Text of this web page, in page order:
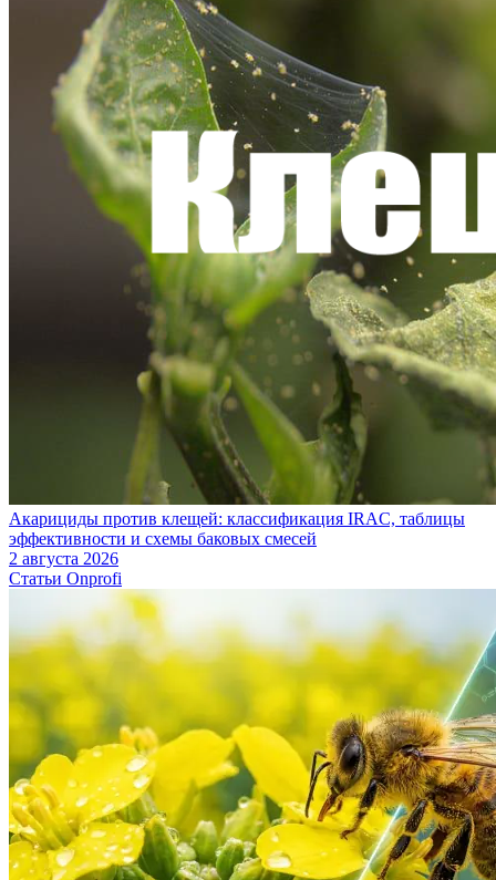
Акарициды против клещей: классификация IRAC, таблицы
эффективности и схемы баковых смесей
2 августа 2026
Статьи Onprofi